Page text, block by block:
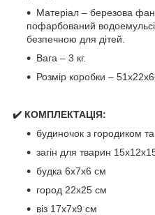
Матеріал – березова
пофарбований
безпечною для дітей.
Вага – 3 кг.
Розмір коробки –
✔️ КОМПЛЕКТАЦІЯ:
будиночок з городиком
загін для тварин
будка 6х7х6 см
город 22х25 см
віз 17х7х9 см